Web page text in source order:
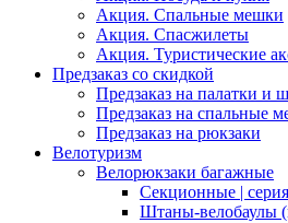
Акция. Спальные мешки
Акция. Спасжилеты
Акция. Туристические
Предзаказ со скидкой
Предзаказ на палатки и
Предзаказ на спальные
Предзаказ на рюкзаки
Велотуризм
Велорюкзаки багажные
Секционные |
Штаны-велобаулы